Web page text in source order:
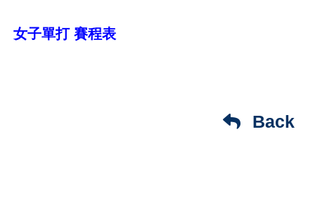
女子單打 賽程表
Back